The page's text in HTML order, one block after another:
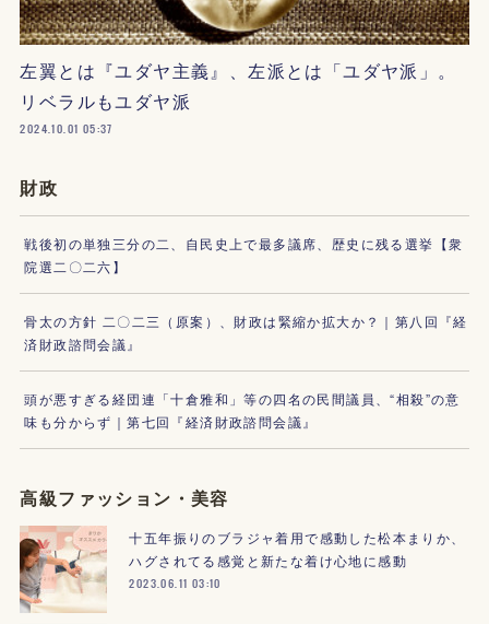
左翼とは『ユダヤ主義』、左派とは「ユダヤ派」。
リベラルもユダヤ派
2024.10.01 05:37
財政
戦後初の単独三分の二、自民史上で最多議席、歴史に残る選挙【衆
院選二〇二六】
骨太の方針 二〇二三（原案）、財政は緊縮か拡大か？｜第八回『経
済財政諮問会議』
頭が悪すぎる経団連「十倉雅和」等の四名の民間議員、“相殺”の意
味も分からず｜第七回『経済財政諮問会議』
高級ファッション・美容
十五年振りのブラジャ着用で感動した松本まりか、
ハグされてる感覚と新たな着け心地に感動
2023.06.11 03:10